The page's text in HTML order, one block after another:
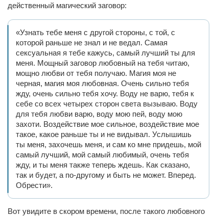
действенный магический заговор:
«Узнать тебе меня с другой стороны, с той, с
которой раньше не знал и не ведал. Самая
сексуальная я тебе кажусь, самый лучший ты для
меня. Мощный заговор любовный на тебя читаю,
мощно любви от тебя получаю. Магия моя не
черная, магия моя любовная. Очень сильно тебя
жду, очень сильно тебя хочу. Воду не варю, тебя к
себе со всех четырех сторон света вызываю. Воду
для тебя любви варю, воду мою пей, воду мою
захоти. Воздействие мое сильное, воздействие мое
такое, какое раньше ты и не видывал. Услышишь
ты меня, захочешь меня, и сам ко мне придешь, мой
самый лучший, мой самый любимый, очень тебя
жду, и ты меня также теперь ждешь. Как сказано,
так и будет, а по-другому и быть не может. Вперед.
Обрести».
Вот увидите в скором времени, после такого любовного